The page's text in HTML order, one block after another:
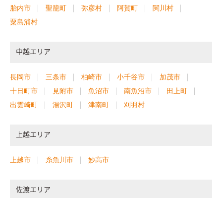
胎内市
聖籠町 弥彦村 阿賀町
関川村
粟島浦村
中越エリア
長岡市 三条市 柏崎市 小千谷市
加茂市
十日町市
見附市 魚沼市 南魚沼市
田上町
出雲崎町
湯沢町 津南町 刈羽村
上越エリア
上越市 糸魚川市 妙高市
佐渡エリア